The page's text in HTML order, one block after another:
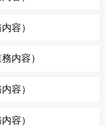
容）
内容）
容）
容）